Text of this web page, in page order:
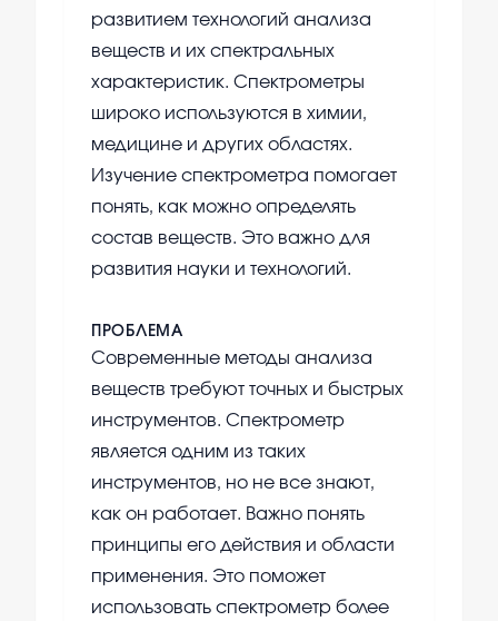
развитием технологий анализа
веществ и их спектральных
характеристик. Спектрометры
широко используются в химии,
медицине и других областях.
Изучение спектрометра помогает
понять, как можно определять
состав веществ. Это важно для
развития науки и технологий.
ПРОБЛЕМА
Современные методы анализа
веществ требуют точных и быстрых
инструментов. Спектрометр
является одним из таких
инструментов, но не все знают,
как он работает. Важно понять
принципы его действия и области
применения. Это поможет
использовать спектрометр более